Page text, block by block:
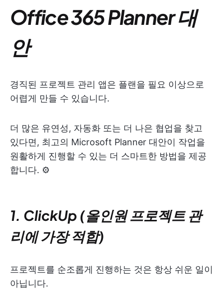
Office 365 Planner 대
안
경직된 프로젝트 관리 앱은 플랜을 필요 이상으로
어렵게 만들 수 있습니다.
더 많은 유연성, 자동화 또는 더 나은 협업을 찾고
있다면, 최고의 Microsoft Planner 대안이 작업을
원활하게 진행할 수 있는 더 스마트한 방법을 제공
합니다. ⚙️
1. ClickUp (올인원 프로젝트 관
리에 가장 적합)
프로젝트를 순조롭게 진행하는 것은 항상 쉬운 일이
아닙니다.